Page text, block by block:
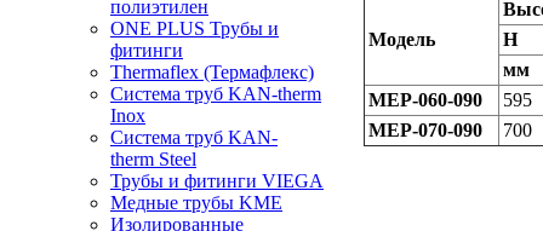
полиэтилен
ONE PLUS Трубы и
фитинги
Thermaflex (Термафлекс)
Система труб KAN-therm
Inox
Система труб KAN-
therm Steel
Трубы и фитинги VIEGA
Медные трубы KME
Изолированные
Модель
H
мм
MEP-060-090
595
MEP-070-090
700